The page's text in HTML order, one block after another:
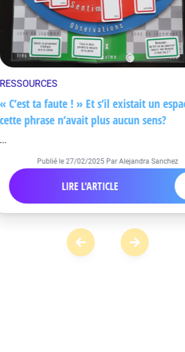
RESSOURCES
« C’est ta faute ! » Et s’il existait un
cette phrase n’avait plus aucun sens?
...
Publié le27/02/2025 Par Alejandra Sanchez
LIRE L'ARTICLE